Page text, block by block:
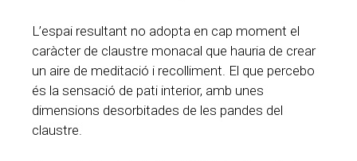
L’espai resultant no adopta en cap moment el
caràcter de claustre monacal que hauria de crear
un aire de meditació i recolliment. El que percebo
és la sensació de pati interior, amb unes
dimensions desorbitades de les pandes del
claustre.